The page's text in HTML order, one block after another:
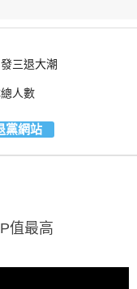
三退大潮
人數
黨網站
值最高